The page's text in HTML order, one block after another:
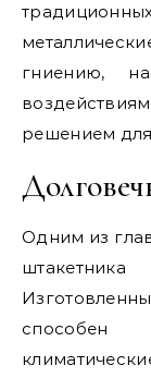
гниению,
решением
Одним из
способен